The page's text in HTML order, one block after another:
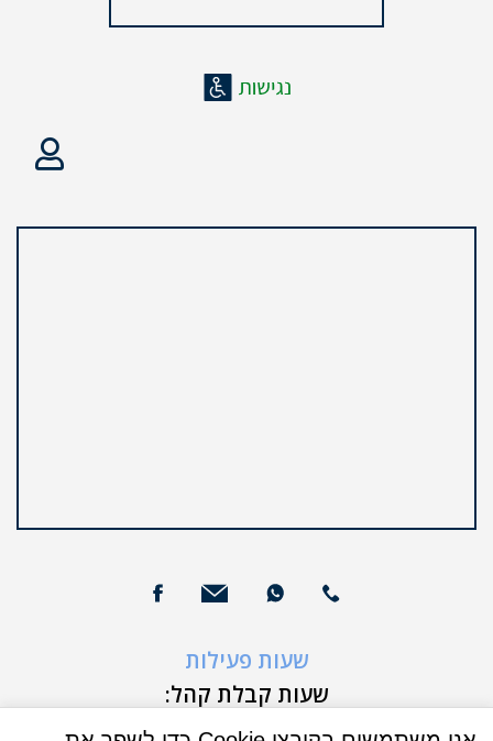
שעות פעילות
שעות קבלת קהל:
א'-ה' 9:00-16:00